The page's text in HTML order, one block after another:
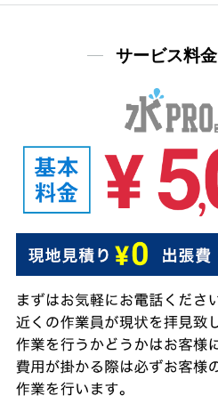
サービス料金